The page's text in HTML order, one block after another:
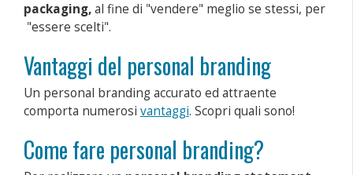
packaging,al fine di "vendere" meglio se stessi, per
"essere scelti".
Vantaggi del personal branding
Un personal branding accurato ed attraente
comporta numerosi vantaggi. Scopri quali sono!
Come fare personal branding?